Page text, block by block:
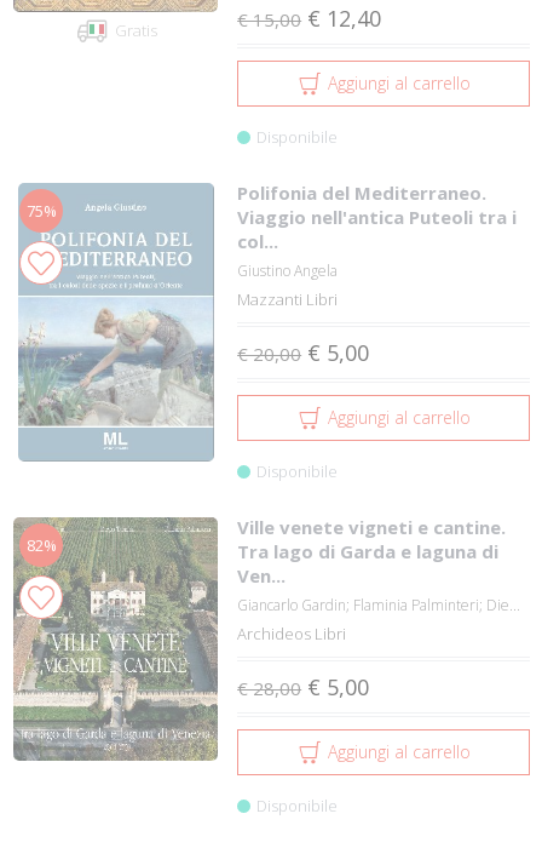
Gratis € 15,00 € 12,40
Aggiungi al carrello
Disponibile
75%
Polifonia del Mediterraneo.
Viaggio nell'antica Puteoli tra i
col...
Giustino Angela
Mazzanti Libri
€ 20,00 € 5,00
Aggiungi al carrello
Disponibile
82%
Ville venete vigneti e cantine.
Tra lago di Garda e laguna di
Ven...
Giancarlo Gardin; Flaminia Palminteri; Die...
Archideos Libri
€ 28,00 € 5,00
Aggiungi al carrello
Disponibile